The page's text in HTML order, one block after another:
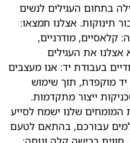
בתחום העגילים לנשים
תינוקות. אצלנו תמצאו:
קלאסיים, מודרניים,
אצלנו את העגילים
בעבודת יד: אנו מעצבים
יד מוקפדת, תוך שימוש
ייצור מתקדמות.
שלנו ישמח לסייע
עבורכם, בהתאם לטעם